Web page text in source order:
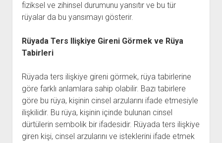
fiziksel ve zihinsel durumunu yansıtır ve bu tür
rüyalar da bu yansımayı gösterir.
Rüyada Ters Ilişkiye Gireni Görmek ve Rüya
Tabirleri
Rüyada ters ilişkiye gireni görmek, rüya tabirlerine
göre farklı anlamlara sahip olabilir. Bazı tabirlere
göre bu rüya, kişinin cinsel arzularını ifade etmesiyle
ilişkilidir. Bu rüya, kişinin içinde bulunan cinsel
dürtülerin sembolik bir ifadesidir. Rüyada ters ilişkiye
giren kişi, cinsel arzularını ve isteklerini ifade etmek